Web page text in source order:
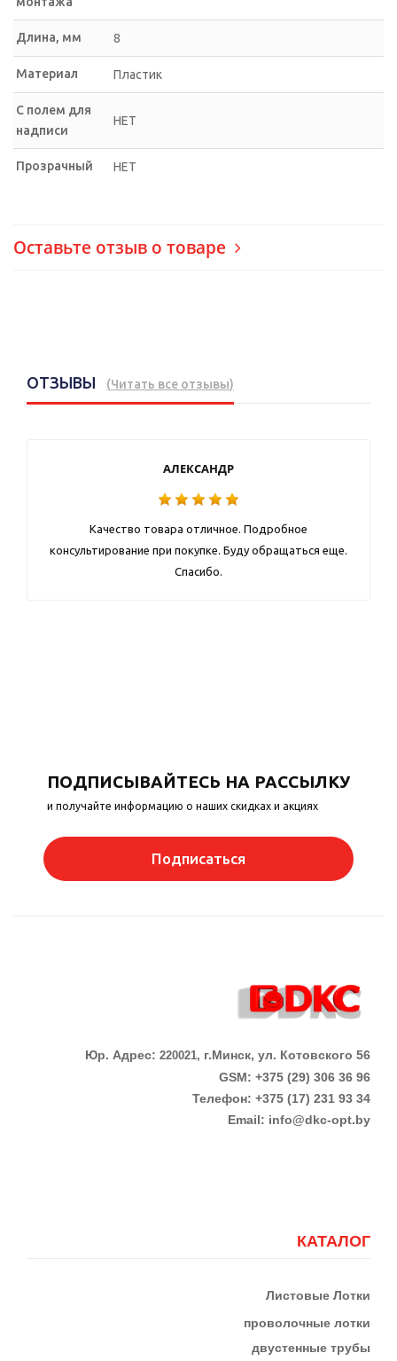
Длина, мм 8
Материал Пластик
С полем для
надписи
НЕТ
Прозрачный НЕТ
Оставьте отзыв о товаре
ОТЗЫВЫ (Читать все отзывы)
АЛЕКСАНДР
Качество товара отличное. Подробное
консультирование при покупке. Буду обращаться еще.
Спасибо.
ПОДПИСЫВАЙТЕСЬ НА РАССЫЛКУ
и получайте информацию о наших скидках и акциях
Подписаться
Юр. Адрес: 220021, г.Минск, ул. Котовского 56
GSM: +375 (29) 306 36 96
Телефон: +375 (17) 231 93 34
Email: info@dkc-opt.by
КАТАЛОГ
Листовые Лотки
проволочные лотки
двустенные трубы